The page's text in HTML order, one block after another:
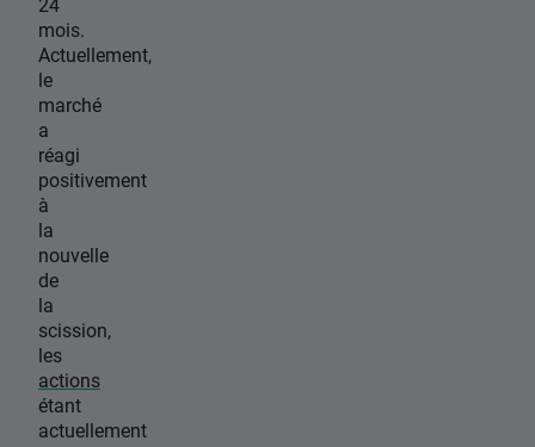
mois.
Actuellement,
le
marché
a
réagi
positivement
à
la
nouvelle
de
la
scission,
les
actions
étant
actuellement